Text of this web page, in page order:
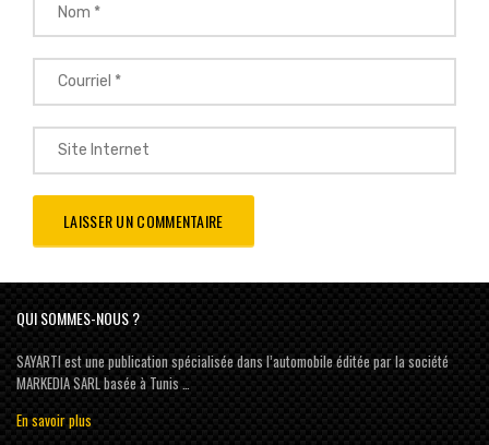
QUI SOMMES-NOUS ?
SAYARTI est une publication spécialisée dans l’automobile éditée par la société
MARKEDIA SARL basée à Tunis …
En savoir plus